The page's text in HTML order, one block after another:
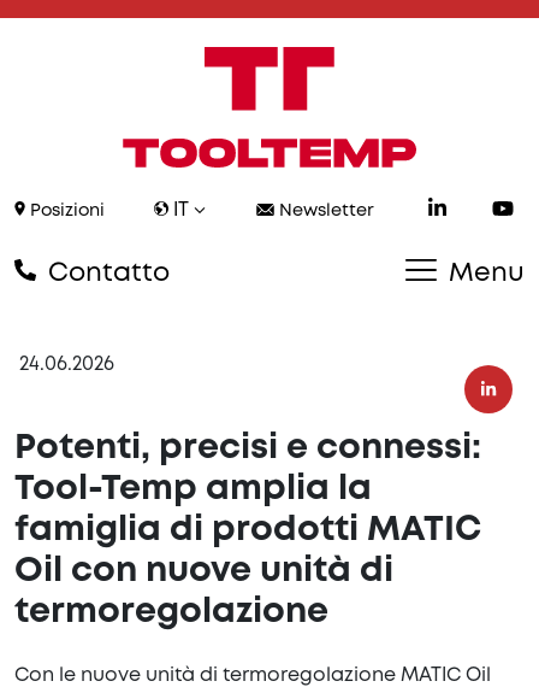
Posizioni IT Newsletter
Contatto Menu
24.06.2026
Potenti, precisi e connessi:
Tool-Temp amplia la
famiglia di prodotti MATIC
Oil con nuove unità di
termoregolazione
Con le nuove unità di termoregolazione MATIC Oil